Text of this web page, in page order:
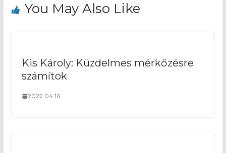
You May Also Like
Kis Károly: Küzdelmes mérkőzésre
számítok
2022.04.16.